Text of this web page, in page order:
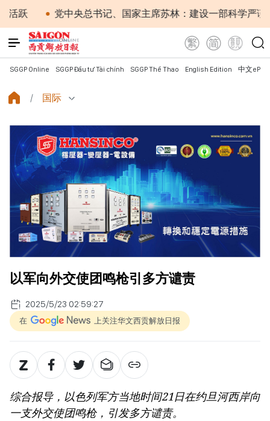
党中央总书记、国家主席苏林：建设一部科学严谨、简明
SGGP Online SGGP Đầu tư Tài chính SGGP Thể Thao English Edition 中文
国际
以军向外交使团鸣枪引多方谴责
2025/5/23 02:59:27
在 上关注华文西贡解放日报
综合报导，以色列军方当地时间21日在约旦河西岸向
一支外交使团鸣枪，引发多方谴责。